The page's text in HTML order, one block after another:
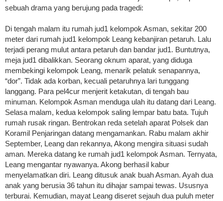
sebuah drama yang berujung pada tragedi:
Di tengah malam itu rumah jud1 kelompok Asman, sekitar 200
meter dari rumah jud1 kelompok Leang kebanjiran petaruh. Lalu
terjadi perang mulut antara petaruh dan bandar jud1. Buntutnya,
meja jud1 dibalikkan. Seorang oknum aparat, yang diduga
membekingi kelompok Leang, menarik pelatuk senapannya,
“dor”. Tidak ada korban, kecuali petaruhnya lari tunggang
langgang. Para pel4cur menjerit ketakutan, di tengah bau
minuman. Kelompok Asman menduga ulah itu datang dari Leang.
Selasa malam, kedua kelompok saling lempar batu bata. Tujuh
rumah rusak ringan. Bentrokan reda setelah aparat Polsek dan
Koramil Penjaringan datang mengamankan. Rabu malam akhir
September, Leang dan rekannya, Akong mengira situasi sudah
aman. Mereka datang ke rumah jud1 kelompok Asman. Ternyata,
Leang mengantar nyawanya. Akong berhasil kabur
menyelamatkan diri. Leang ditusuk anak buah Asman. Ayah dua
anak yang berusia 36 tahun itu dihajar sampai tewas. Ususnya
terburai. Kemudian, mayat Leang diseret sejauh dua puluh meter